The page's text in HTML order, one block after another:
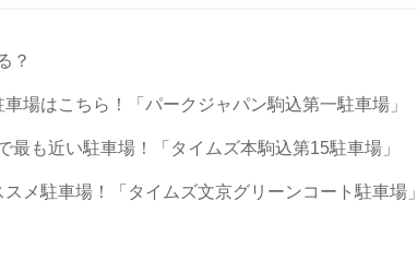
？
場はこちら！「パークジャパン駒込第一駐車場」
最も近い駐車場！「タイムズ本駒込第15駐車場」
メ駐車場！「タイムズ文京グリーンコート駐車場」